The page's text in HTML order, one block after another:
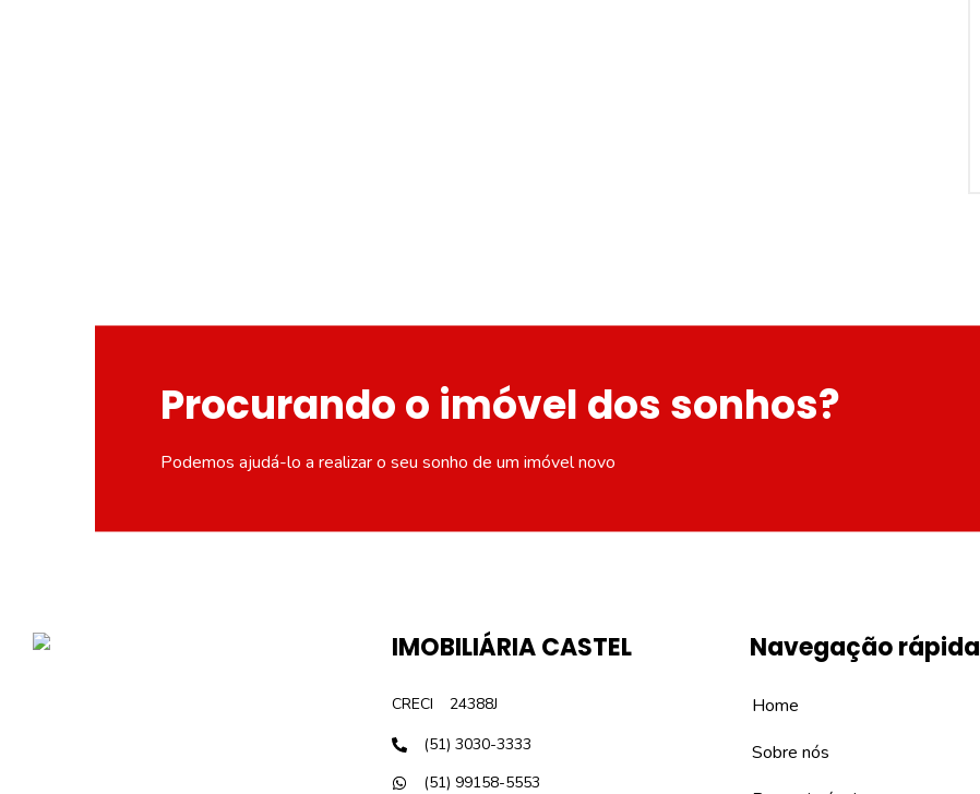
Procurando o imóvel dos sonhos?
Podemos ajudá-lo a realizar o seu sonho de um imóvel novo
IMOBILIÁRIA CASTEL
CRECI
24388J
(51) 3030-3333
(51) 99158-5553
Navegação rápida
Home
Sobre nós